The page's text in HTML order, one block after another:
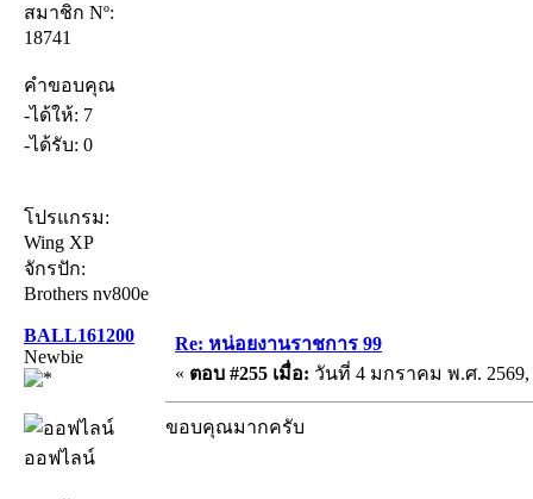
สมาชิก Nº:
18741
คำขอบคุณ
-ได้ให้: 7
-ได้รับ: 0
โปรแกรม:
Wing XP
จักรปัก:
Brothers nv800e
BALL161200
Newbie
ออฟไลน์
Re: หน่อยงานราชการ 99
« ตอบ #255 เมื่อ: วันที่ 4 มกราคม พ.ศ. 2569,
ขอบคุณมากครับ